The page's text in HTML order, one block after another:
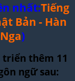
nhất:Tiếng
Bản - Hàn
)
thêm 11
ngữ sau: